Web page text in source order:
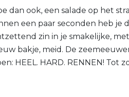
dan ook, een salade op het
een paar seconden heb je
zin in je smakelijke,
bakje, meid. De
HEEL. HARD. RENNEN! Tot